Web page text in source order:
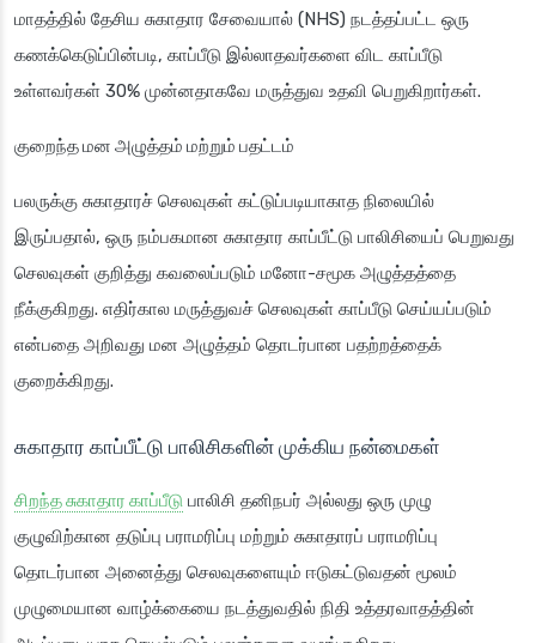
மாதத்தில் தேசிய சுகாதார சேவையால் (NHS) நடத்தப்பட்ட ஒரு
கணக்கெடுப்பின்படி, காப்பீடு இல்லாதவர்களை விட காப்பீடு
உள்ளவர்கள் 30% முன்னதாகவே மருத்துவ உதவி பெறுகிறார்கள்.
குறைந்த மன அழுத்தம் மற்றும் பதட்டம்
பலருக்கு சுகாதாரச் செலவுகள் கட்டுப்படியாகாத நிலையில்
இருப்பதால், ஒரு நம்பகமான சுகாதார காப்பீட்டு பாலிசியைப் பெறுவது
செலவுகள் குறித்து கவலைப்படும் மனோ-சமூக அழுத்தத்தை
நீக்குகிறது. எதிர்கால மருத்துவச் செலவுகள் காப்பீடு செய்யப்படும்
என்பதை அறிவது மன அழுத்தம் தொடர்பான பதற்றத்தைக்
குறைக்கிறது.
சுகாதார காப்பீட்டு பாலிசிகளின் முக்கிய நன்மைகள்
சிறந்த சுகாதார காப்பீடு பாலிசி தனிநபர் அல்லது ஒரு முழு
குழுவிற்கான தடுப்பு பராமரிப்பு மற்றும் சுகாதாரப் பராமரிப்பு
தொடர்பான அனைத்து செலவுகளையும் ஈடுகட்டுவதன் மூலம்
முழுமையான வாழ்க்கையை நடத்துவதில் நிதி உத்தரவாதத்தின்